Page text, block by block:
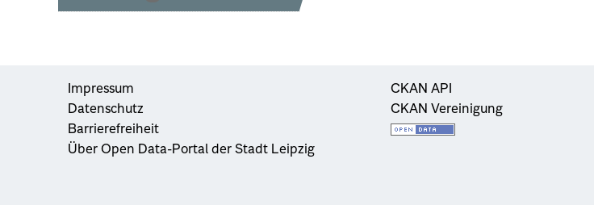
Impressum
Datenschutz
Barrierefreiheit
Über Open Data-Portal der Stadt Leipzig
CKAN API
CKAN Vereinigung